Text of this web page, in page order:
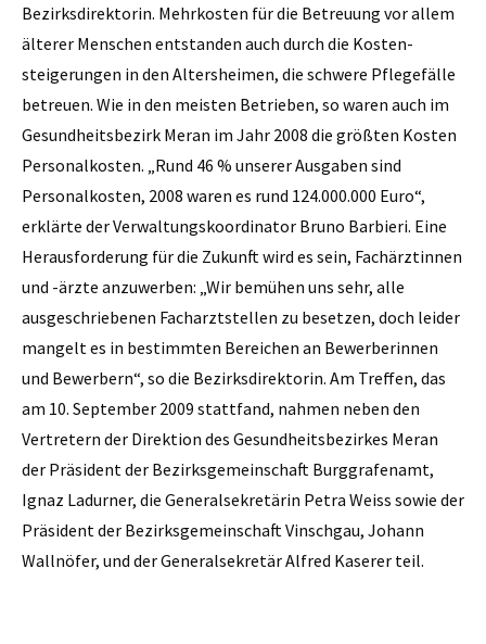
Bezirksdirektorin. Mehrkosten für die Betreuung vor allem
älterer Menschen entstanden auch durch die Kosten­
steigerungen in den Alters­heimen, die schwere Pflege­fälle
betreuen. Wie in den meisten Betrieben, so waren auch im
Gesundheitsbezirk Meran im Jahr 2008 die größten Kosten
Personalkosten. „Rund 46 % unserer Ausgaben sind
Personalkosten, 2008 waren es rund 124.000.000 Euro“,
erklärte der Verwaltungskoordinator ­Bruno Barbieri. Eine
Herausforderung für die Zukunft wird es sein, Fachärztinnen
und -ärzte anzuwerben: „Wir bemühen uns sehr, alle
ausgeschriebenen Facharztstellen zu besetzen, doch leider
mangelt es in bestimmten Bereichen an Bewerberinnen
und Bewerbern“, so die Bezirksdirektorin. Am Treffen, das
am 10. September 2009 stattfand, nahmen neben den
Vertretern der Direktion des Gesundheitsbezirkes Meran
der Präsident der Bezirksgemeinschaft Burggrafenamt,
Ignaz Ladurner, die Generalsekretärin Petra Weiss sowie der
Präsident der Bezirksgemeinschaft Vinschgau, Johann
Wallnöfer, und der Generalsekretär Alfred Kaserer teil.